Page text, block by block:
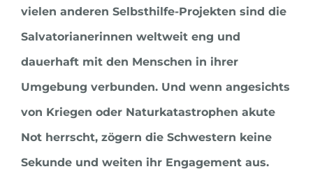
vielen anderen Selbsthilfe-Projekten sind die
Salvatorianerinnen weltweit eng und
dauerhaft mit den Menschen in ihrer
Umgebung verbunden. Und wenn angesichts
von Kriegen oder Naturkatastrophen akute
Not herrscht, zögern die Schwestern keine
Sekunde und weiten ihr Engagement aus.